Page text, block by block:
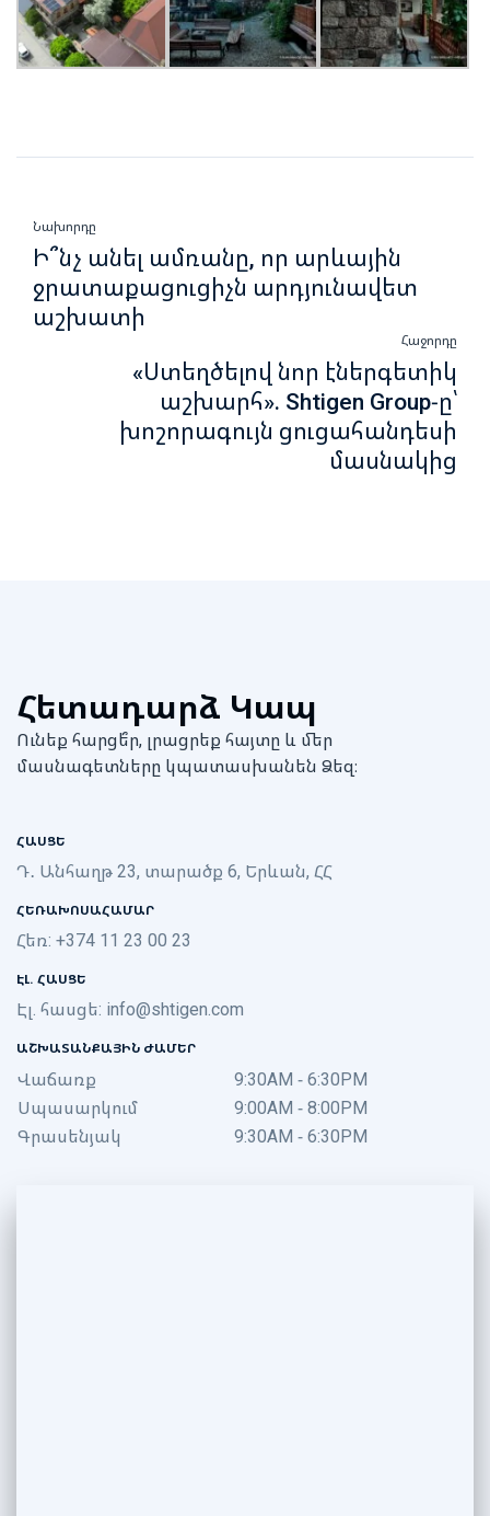
Նախորդը
Ի՞նչ անել ամռանը, որ արևային
ջրատաքացուցիչն արդյունավետ
աշխատի
Հաջորդը
«Ստեղծելով նոր էներգետիկ
աշխարհ». Shtigen Group-ը՝
խոշորագույն ցուցահանդեսի
մասնակից
Հետադարձ Կապ
Ունեք հարցե՞ր, լրացրեք հայտը և մեր
մասնագետները կպատասխանեն Ձեզ։
ՀԱՍՑԵ
Դ․ Անհաղթ 23, տարածք 6, Երևան, ՀՀ
ՀԵՌԱԽՈՍԱՀԱՄԱՐ
Հեռ: +374 11 23 00 23
ԷԼ. ՀԱՍՑԵ
Էլ. հասցե: info@shtigen.com
ԱՇԽԱՏԱՆՔԱՅԻՆ ԺԱՄԵՐ
Վաճառք
9:30AM - 6:30PM
Սպասարկում
9:00AM - 8:00PM
Գրասենյակ
9:30AM - 6:30PM